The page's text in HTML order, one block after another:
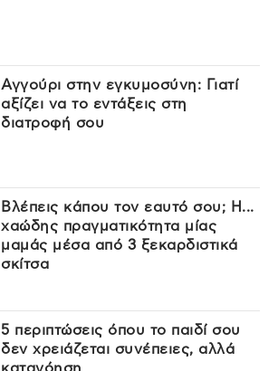
Αγγούρι στην εγκυμοσύνη: Γιατί
αξίζει να το εντάξεις στη
διατροφή σου
Βλέπεις κάπου τον εαυτό σου; Η...
χαώδης πραγματικότητα μίας
μαμάς μέσα από 3 ξεκαρδιστικά
σκίτσα
5 περιπτώσεις όπου το παιδί σου
δεν χρειάζεται συνέπειες, αλλά